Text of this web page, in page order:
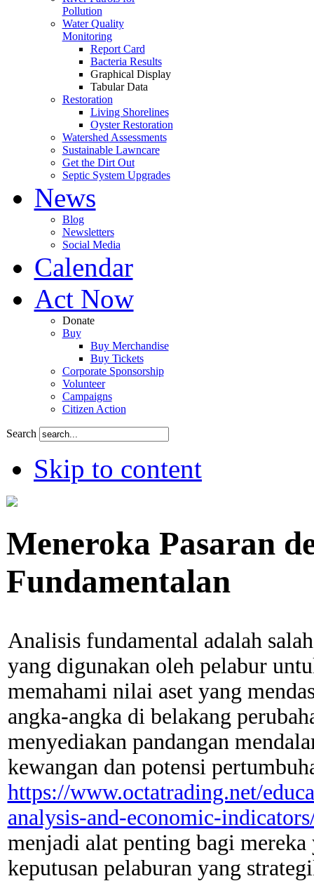
Pollution
Water Quality
Monitoring
Report Card
Bacteria Results
Graphical Display
Tabular Data
Restoration
Living Shorelines
Oyster Restoration
Watershed Assessments
Sustainable Lawncare
Get the Dirt Out
Septic System Upgrades
News
Blog
Newsletters
Social Media
Calendar
Act Now
Donate
Buy
Buy Merchandise
Buy Tickets
Corporate Sponsorship
Volunteer
Campaigns
Citizen Action
Search
Skip to content
Meneroka Pasaran
Fundamentalan
Analisis fundamental adalah
yang digunakan oleh pelabur
memahami nilai aset yang
angka-angka di belakang
menyediakan pandangan
kewangan dan potensi
https://www.octatrading.net/
analysis-and-economic-
menjadi alat penting bagi
keputusan pelaburan yang